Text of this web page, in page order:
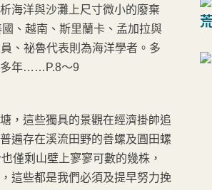
海洋與沙灘上尺寸微小的廢棄
、越南、斯里蘭卡、孟加拉與
、祕魯代表則為海洋學者。多
多年……P.8～9
，這些獨具的景觀在經濟掛帥追
遍存在溪流田野的善螺及圓田螺
僅剩山壁上寥寥可數的幾株，
這些都是我們必須及提早努力挽